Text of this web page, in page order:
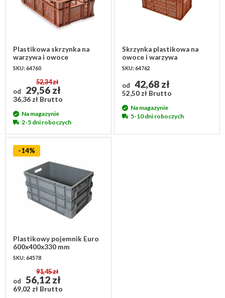
Plastikowa skrzynka na
warzywa i owoce
500x300x180 mm - ażurowa
SKU: 64760
od
52,34 zł
29,56 zł
36,36 zł Brutto
Na magazynie
2-5 dni roboczych
Skrzynka plastikowa na
owoce i warzywa
500x300x265 mm - 30l,
ażurowa
SKU: 64762
od 42,68 zł
52,50 zł Brutto
Na magazynie
5-10 dni roboczych
-14%
Plastikowy pojemnik Euro
600x400x330 mm
SKU: 64578
od
91,45 zł
56,12 zł
69,02 zł Brutto